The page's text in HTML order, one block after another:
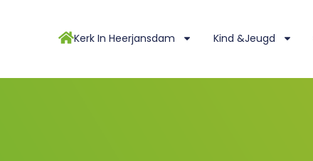
Kerk In Heerjansdam Kind &Jeugd